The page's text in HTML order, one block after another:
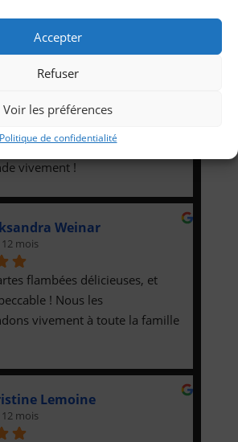
Accepter
Refuser
Voir les préférences
Politique de confidentialité
sympa. =)
Jóźwiak
12 mois
très sympathique, serviable et
et livrées rapidement. Je
vivement !
Weinar
mois
flambées délicieuses, et
! Nous les
vivement à toute la famille
Lemoine
mois